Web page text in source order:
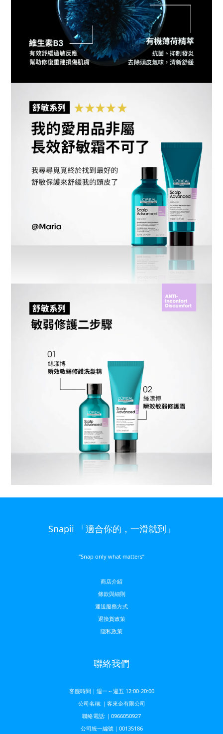
Snapii 「適合你的，一滑就到」
“Snap only what matters”
商店介紹
條款與細則
運送服務方式
退換貨政策
隱私政策
聯絡我們
客服時間｜週一～週五 12:00-20:00
公司名稱:｜客來企有限公司
聯絡電話:｜0966050927
公司統一編號｜00135186